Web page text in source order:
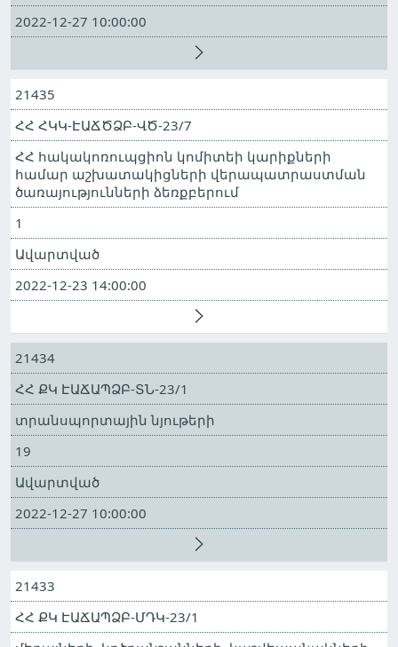
2022-12-27 10:00:00
21435
ՀՀ ՀԿԿ-ԷԱՃԾՁԲ-ՎԾ-23/7
ՀՀ հակակոռուպցիոն կոմիտեի կարիքների
համար աշխատակիցների վերապատրաստման
ծառայությունների ձեռքբերում
1
Ավարտված
2022-12-23 14:00:00
21434
ՀՀ ՔԿ ԷԱՃԱՊՁԲ-ՏՆ-23/1
տրանսպորտային նյութերի
19
Ավարտված
2022-12-27 10:00:00
21433
ՀՀ ՔԿ ԷԱՃԱՊՁԲ-ՄԴԿ-23/1